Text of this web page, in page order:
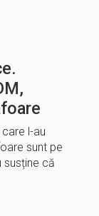
l-au
sunt pe
susține că